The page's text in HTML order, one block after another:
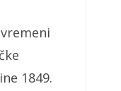
1849.